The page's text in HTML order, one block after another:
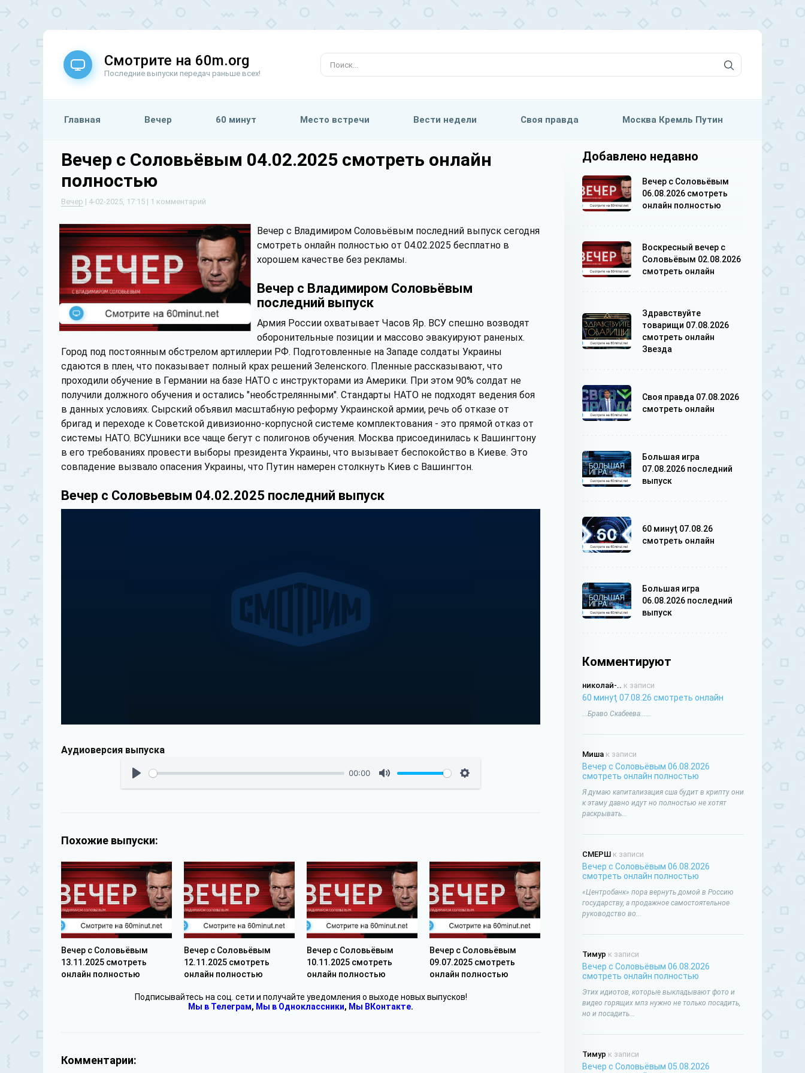
Смотрите на 60m.org
Последние выпуски передач раньше всех!
Главная Вечер 60 минут Место встречи Вести недели Своя правда Москва Кремль Путин
Вечер с Соловьёвым 04.02.2025 смотреть онлайн
полностью
Вечер | 4-02-2025, 17:15 | 1 комментарий
Вечер с Владимиром Соловьёвым последний выпуск сегодня
смотреть онлайн полностью от 04.02.2025 бесплатно в
хорошем качестве без рекламы.
Вечер с Владимиром Соловьёвым
последний выпуск
Армия России охватывает Часов Яр. ВСУ спешно возводят
оборонительные позиции и массово эвакуируют раненых.
Город под постоянным обстрелом артиллерии РФ. Подготовленные на Западе солдаты Украины
сдаются в плен, что показывает полный крах решений Зеленского. Пленные рассказывают, что
проходили обучение в Германии на базе НАТО с инструкторами из Америки. При этом 90% солдат не
получили должного обучения и остались "необстрелянными". Стандарты НАТО не подходят ведения боя
в данных условиях. Сырский объявил масштабную реформу Украинской армии, речь об отказе от
бригад и переходе к Советской дивизионно-корпусной системе комплектования - это прямой отказ от
системы НАТО. ВСУшники все чаще бегут с полигонов обучения. Москва присоединилась к Вашингтону
в его требованиях провести выборы президента Украины, что вызывает беспокойство в Киеве. Это
совпадение вызвало опасения Украины, что Путин намерен столкнуть Киев с Вашингтон.
Вечер с Соловьевым 04.02.2025 последний выпуск
Аудиоверсия выпуска
00:00
Похожие выпуски:
Вечер с Соловьёвым
13.11.2025 смотреть
онлайн полностью
Вечер с Соловьёвым
12.11.2025 смотреть
онлайн полностью
Вечер с Соловьёвым
10.11.2025 смотреть
онлайн полностью
Вечер с Соловьёвым
09.07.2025 смотреть
онлайн полностью
Подписывайтесь на соц. сети и получайте уведомления о выходе новых выпусков!
Мы в Телеграм, Мы в Одноклассники, Мы ВКонтакте.
Комментарии:
Добавлено недавно
Вечер с Соловьёвым
06.08.2026 смотреть
онлайн полностью
Воскресный вечер с
Соловьёвым 02.08.2026
смотреть онлайн
Здравствуйте
товарищи 07.08.2026
смотреть онлайн
Звезда
Своя правда 07.08.2026
смотреть онлайн
Большая игра
07.08.2026 последний
выпуск
60 минуţ 07.08.26
смотреть онлайн
Большая игра
06.08.2026 последний
выпуск
Комментируют
николай-.. к записи
60 минуţ 07.08.26 смотреть онлайн
...Браво Скабеева......
Миша к записи
Вечер с Соловьёвым 06.08.2026
смотреть онлайн полностью
Я думаю капитализация сша будит в крипту они
к этаму давно идут но полностью не хотят
раскрывать...
СМЕРШ к записи
Вечер с Соловьёвым 06.08.2026
смотреть онлайн полностью
«Центробанк» пора вернуть домой в Россию
государству, а продажное самостоятельное
руководство во...
Тимур к записи
Вечер с Соловьёвым 06.08.2026
смотреть онлайн полностью
Этих идиотов, которые выкладывают фото и
видео горящих мпз нужно не только посадить,
но и посадить...
Тимур к записи
Вечер с Соловьёвым 05.08.2026